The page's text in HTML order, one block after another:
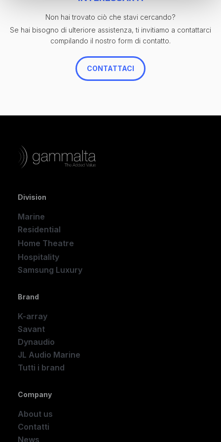
Non hai trovato ciò che stavi cercando?
Se hai bisogno di ulteriore assistenza, ti invitiamo a contattarci
compilando il nostro form di contatto.
CONTATTACI
Division
Marine
Residential
Home Theatre
Hospitality
Samsung Luxury
Brand
K-array
Savant
Dynaudio
JL Audio Marine
Tutti i brand
Company
About us
Contatti
News